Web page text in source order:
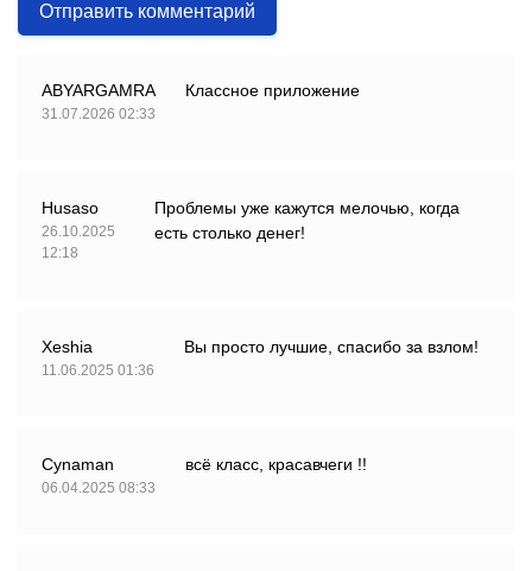
Отправить комментарий
ABYARGAMRA
31.07.2026 02:33
Классное приложение
Husaso
26.10.2025
12:18
Проблемы уже кажутся мелочью, когда
есть столько денег!
Xeshia
11.06.2025 01:36
Вы просто лучшие, спасибо за взлом!
Cynaman
06.04.2025 08:33
всё класс, красавчеги !!